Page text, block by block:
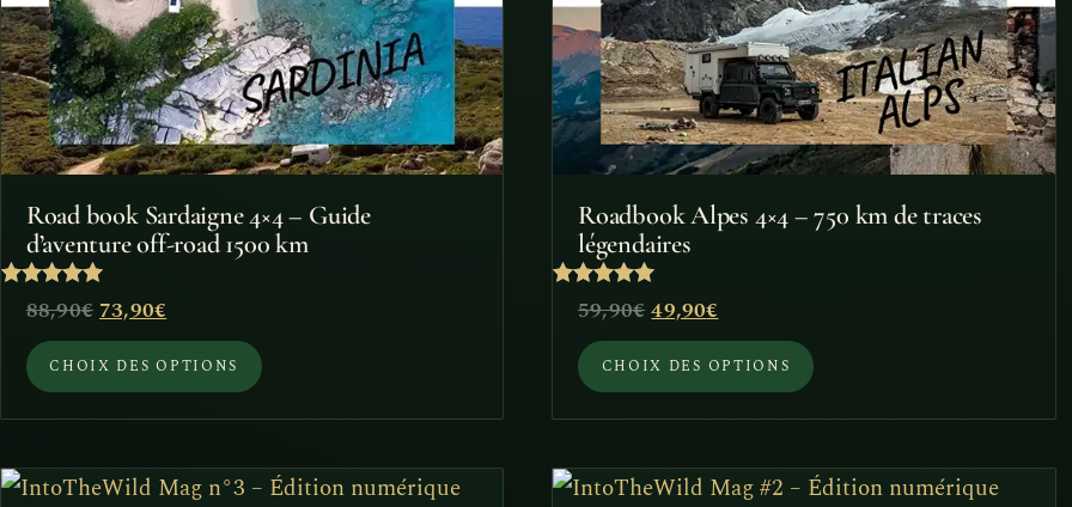
Road book Sardaigne 4×4 – Guide
d’aventure off-road 1500 km
Note
sur 5
88,90€Le
prix
initial
était :
88,90€.
73,90€Le
prix
actuel
est :
73,90€.
CHOIX DES OPTIONS
être
choisies
sur
la
page
produit
Roadbook Alpes 4×4 – 750 km de traces
légendaires
Note
sur 5
59,90€Le
prix
initial
était :
59,90€.
49,90€Le
prix
actuel
est :
49,90€.
CHOIX DES OPTIONS
être
choisies
sur
la
produit
Ce
Ce